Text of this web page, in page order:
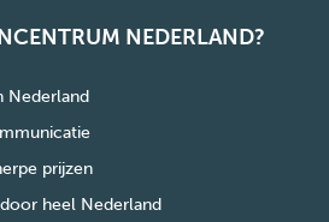
NEDERLAND?
Nederland
prijzen
heel Nederland